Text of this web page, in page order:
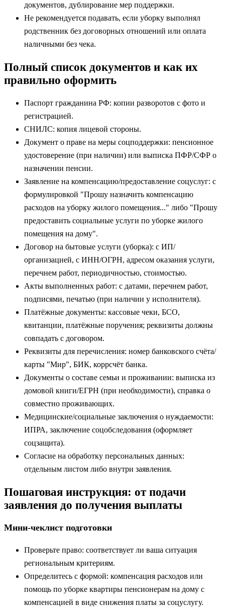
документов, дублирование мер поддержки.
Не рекомендуется подавать, если уборку выполнял
родственник без договорных отношений или оплата
наличными без чека.
Полный список документов и как их
правильно оформить
Паспорт гражданина РФ: копии разворотов с фото и
регистрацией.
СНИЛС: копия лицевой стороны.
Документ о праве на меры соцподдержки: пенсионное
удостоверение (при наличии) или выписка ПФР/СФР о
назначении пенсии.
Заявление на компенсацию/предоставление соцуслуг: с
формулировкой "Прошу назначить компенсацию
расходов на уборку жилого помещения..." либо "Прошу
предоставить социальные услуги по уборке жилого
помещения на дому".
Договор на бытовые услуги (уборка): с ИП/
организацией, с ИНН/ОГРН, адресом оказания услуги,
перечнем работ, периодичностью, стоимостью.
Акты выполненных работ: с датами, перечнем работ,
подписями, печатью (при наличии у исполнителя).
Платёжные документы: кассовые чеки, БСО,
квитанции, платёжные поручения; реквизиты должны
совпадать с договором.
Реквизиты для перечисления: номер банковского счёта/
карты "Мир", БИК, коррсчёт банка.
Документы о составе семьи и проживании: выписка из
домовой книги/ЕГРН (при необходимости), справка о
совместно проживающих.
Медицинские/социальные заключения о нуждаемости:
ИПРА, заключение соцобследования (оформляет
соцзащита).
Согласие на обработку персональных данных:
отдельным листом либо внутри заявления.
Пошаговая инструкция: от подачи
заявления до получения выплаты
Мини‑чеклист подготовки
Проверьте право: соответствует ли ваша ситуация
региональным критериям.
Определитесь с формой: компенсация расходов или
помощь по уборке квартиры пенсионерам на дому с
компенсацией в виде снижения платы за соцуслугу.